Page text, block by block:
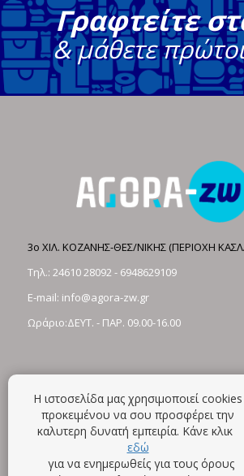
Γραφτείτε
& μάθετε
3ο ΧΙΛ. ΚΟΖΑΝΗΣ-ΘΕΣ/ΝΙΚΗΣ (ΠΕΡΙΟΧΗ
Τηλ.: 24610 28092- 6948629109
E-mail: info@agora-zw.gr
Ωράριο:ΔΕΥΤ. - ΠΑΡ. 09.00-16.00
Η ιστοσελίδα μας χρησιμοποιεί cookies
προκειμένου να σου προσφέρει την
καλυτερη δυνατή εμπειρία. Κάνε κλικ
εδώ
για να ενημερωθείς για τους όρους